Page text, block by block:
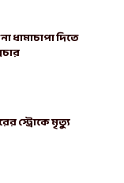
ধামাচাপা দিতে
স্ট্রোকে মৃত্যু